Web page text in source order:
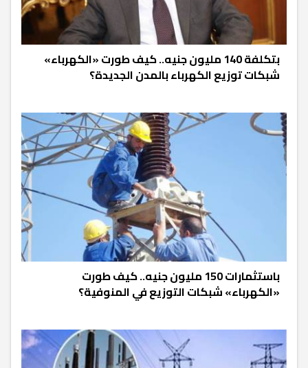
بتكلفة 140 مليون جنيه.. كيف طورت «الكهرباء»
شبكات توزيع الكهرباء بالمدن الجديدة؟
باستثمارات 150 مليون جنيه.. كيف طورت
«الكهرباء» شبكات التوزيع في المنوفية؟